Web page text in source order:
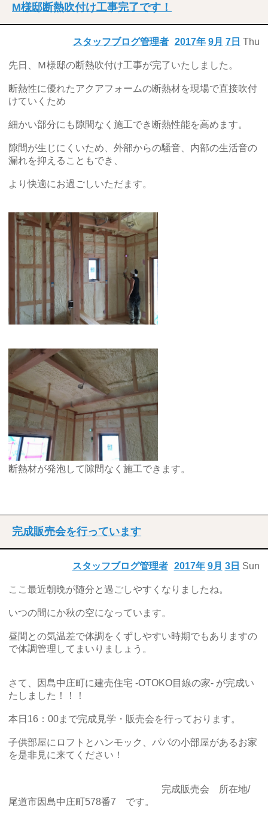
M様邸断熱吹付け工事完了です！
2017年 9月 7日 Thu
スタッフブログ管理者
先日、Ｍ様邸の断熱吹付け工事が完了いたしました。
断熱性に優れたアクアフォームの断熱材を現場で直接吹付
けていくため
細かい部分にも隙間なく施工でき断熱性能を高めます。
隙間が生じにくいため、外部からの騒音、内部の生活音の
漏れを抑えることもでき、
より快適にお過ごしいただます。
断熱材が発泡して隙間なく施工できます。
完成販売会を行っています
2017年 9月 3日 Sun
スタッフブログ管理者
ここ最近朝晩が随分と過ごしやすくなりましたね。
いつの間にか秋の空になっています。
昼間との気温差で体調をくずしやすい時期でもありますの
で体調管理してまいりましょう。
さて、因島中庄町に建売住宅 -OTOKO目線の家- が完成い
たしました！！！
本日16：00まで完成見学・販売会を行っております。
子供部屋にロフトとハンモック、パパの小部屋があるお家
を是非見に来てください！
完成販売会 所在地/
尾道市因島中庄町578番7 です。